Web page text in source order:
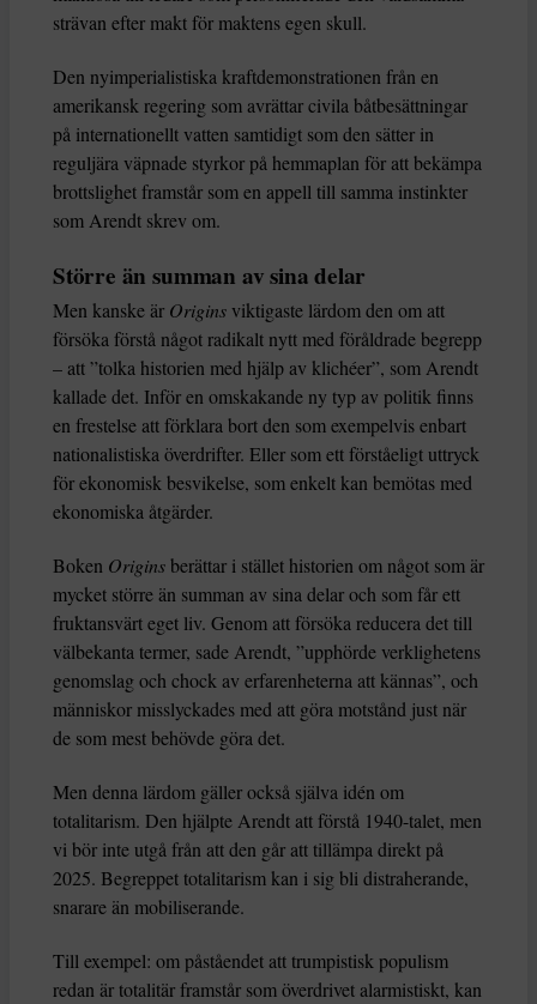
strävan efter makt för maktens egen skull.
Den nyimperialistiska kraftdemonstrationen från en
amerikansk regering som avrättar civila båtbesättningar
på internationellt vatten samtidigt som den sätter in
reguljära väpnade styrkor på hemmaplan för att bekämpa
brottslighet framstår som en appell till samma instinkter
som Arendt skrev om.
Större än summan av sina delar
Men kanske är Origins viktigaste lärdom den om att
försöka förstå något radikalt nytt med föråldrade begrepp
– att ”tolka historien med hjälp av klichéer”, som Arendt
kallade det. Inför en omskakande ny typ av politik finns
en frestelse att förklara bort den som exempelvis enbart
nationalistiska överdrifter. Eller som ett förståeligt uttryck
för ekonomisk besvikelse, som enkelt kan bemötas med
ekonomiska åtgärder.
Boken Originsberättar i stället historien om något som är
mycket större än summan av sina delar och som får ett
fruktansvärt eget liv. Genom att försöka reducera det till
välbekanta termer, sade Arendt, ”upphörde verklighetens
genomslag och chock av erfarenheterna att kännas”, och
människor misslyckades med att göra motstånd just när
de som mest behövde göra det.
Men denna lärdom gäller också själva idén om
totalitarism. Den hjälpte Arendt att förstå 1940-talet, men
vi bör inte utgå från att den går att tillämpa direkt på
2025. Begreppet totalitarism kan i sig bli distraherande,
snarare än mobiliserande.
Till exempel: om påståendet att trumpistisk populism
redan är totalitär framstår som överdrivet alarmistiskt, kan